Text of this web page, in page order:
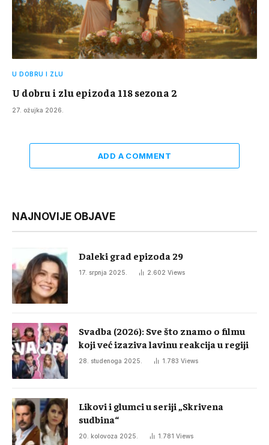
U DOBRU I ZLU
U dobru i zlu epizoda 118 sezona 2
27. ožujka 2026.
ADD A COMMENT
NAJNOVIJE OBJAVE
Daleki grad epizoda 29
17. srpnja 2025. 2.602 Views
Svadba (2026): Sve što znamo o filmu
koji već izaziva lavinu reakcija u regiji
28. studenoga 2025. 1.783 Views
Likovi i glumci u seriji „Skrivena
sudbina“
20. kolovoza 2025. 1.781 Views